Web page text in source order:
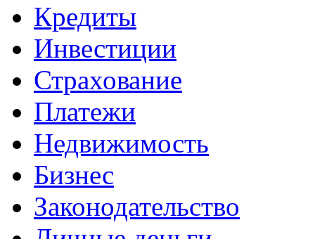
Кредиты
Инвестиции
Страхование
Платежи
Недвижимость
Бизнес
Законодательство